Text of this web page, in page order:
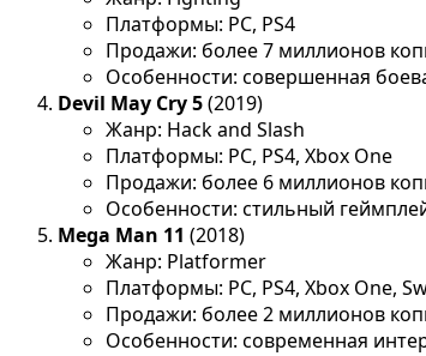
Платформы: PC, PS4
Продажи: более 7 миллионов
Особенности: совершенная
Devil May Cry 5(2019)
Жанр: Hack and Slash
Платформы: PC, PS4, Xbox One
Продажи: более 6 миллионов
Особенности: стильный
Mega Man 11 (2018)
Жанр: Platformer
Платформы: PC, PS4, Xbox One,
Продажи: более 2 миллионов
Особенности: современная